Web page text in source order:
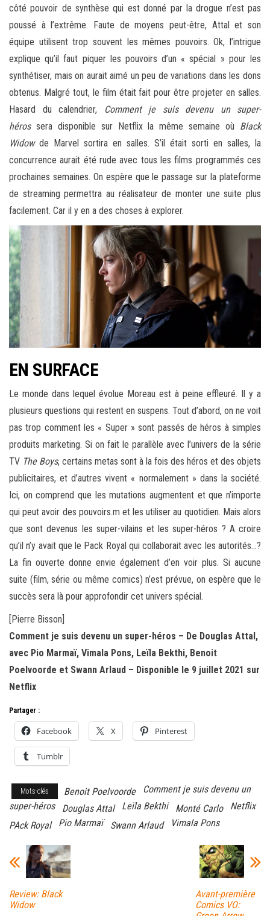
côté pouvoir de synthèse qui est donné par la drogue n’est pas
poussé à l’extrême. Faute de moyens peut-être, Attal et son
équipe utilisent trop souvent les mêmes pouvoirs. Ok, l’intrigue
explique qu’il faut piquer les pouvoirs d’un « spécial » pour les
synthétiser, mais on aurait aimé un peu de variations dans les dons
obtenus. Malgré tout, le film était fait pour être projeter en salles.
Hasard du calendrier,
Comment je suis devenu un super-
hérossera disponible sur Netflix la même semaine où Black
Widowde Marvel sortira en salles. S’il était sorti en salles, la
concurrence aurait été rude avec tous les films programmés ces
prochaines semaines. On espère que le passage sur la plateforme
de streaming permettra au réalisateur de monter une suite plus
facilement. Car il y en a des choses à explorer.
EN SURFACE
Le monde dans lequel évolue Moreau est à peine effleuré. Il y a
plusieurs questions qui restent en suspens. Tout d’abord, on ne voit
pas trop comment les « Super » sont passés de héros à simples
produits marketing. Si on fait le parallèle avec l’univers de la série
TV The Boys, certains metas sont à la fois des héros et des objets
publicitaires, et d’autres vivent « normalement » dans la société.
Ici, on comprend que les mutations augmentent et que n’importe
qui peut avoir des pouvoirs.m et les utiliser au quotidien. Mais alors
que sont devenus les super-vilains et les super-héros ? A croire
qu’il n’y avait que le Pack Royal qui collaborait avec les autorités…?
La fin ouverte donne envie également d’en voir plus. Si aucune
suite (film, série ou même comics) n’est prévue, on espère que le
succès sera là pour approfondir cet univers spécial.
[Pierre Bisson]
Comment je suis devenu un super-héros – De Douglas Attal,
avec Pio Marmaï, Vimala Pons, Leïla Bekthi, Benoit
Poelvoorde et Swann Arlaud – Disponible le 9 juillet 2021 sur
Netflix
Partager :
Facebook X Pinterest
Tumblr
Mots-clés Benoit Poelvoorde
Comment je suis devenu un
super-héros
Douglas Attal Leïla Bekthi Monté Carlo
Netflix
PAck Royal
Pio Marmaï Swann Arlaud Vimala Pons
Review: Black
Widow
Avant-première
Comics VO: